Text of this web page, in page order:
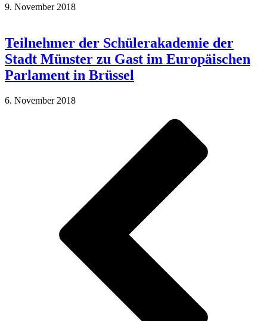
9. November 2018
Teilnehmer der Schülerakademie der
Stadt Münster zu Gast im Europäischen
Parlament in Brüssel
6. November 2018